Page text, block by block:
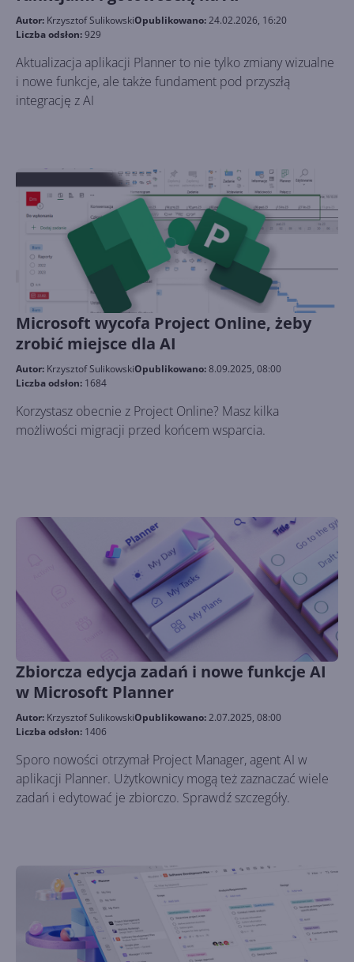
Autor: Krzysztof SulikowskiOpublikowano:24.02.2026, 16:20
Liczba odsłon:929
Aktualizacja aplikacji Planner to nie tylko zmiany wizualne
i nowe funkcje, ale także fundament pod przyszłą
integrację z AI
Microsoft wycofa Project Online, żeby
zrobić miejsce dla AI
Autor: Krzysztof SulikowskiOpublikowano:8.09.2025, 08:00
Liczba odsłon: 1684
Korzystasz obecnie z Project Online? Masz kilka
możliwości migracji przed końcem wsparcia.
Zbiorcza edycja zadań i nowe funkcje AI
w Microsoft Planner
Autor: Krzysztof SulikowskiOpublikowano:2.07.2025, 08:00
Liczba odsłon: 1406
Sporo nowości otrzymał Project Manager, agent AI w
aplikacji Planner. Użytkownicy mogą też zaznaczać wiele
zadań i edytować je zbiorczo. Sprawdź szczegóły.